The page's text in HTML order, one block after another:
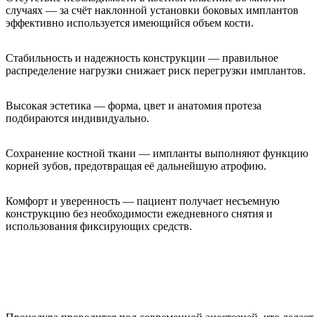
случаях — за счёт наклонной установки боковых имплантов
эффективно используется имеющийся объем кости.
Стабильность и надежность конструкции — правильное
распределение нагрузки снижает риск перегрузки имплантов.
Высокая эстетика — форма, цвет и анатомия протеза
подбираются индивидуально.
Сохранение костной ткани — импланты выполняют функцию
корней зубов, предотвращая её дальнейшую атрофию.
Комфорт и уверенность — пациент получает несъемную
конструкцию без необходимости ежедневного снятия и
использования фиксирующих средств.